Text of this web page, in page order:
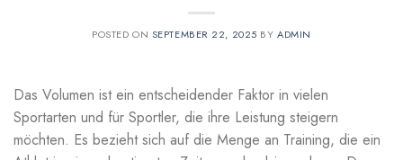
POSTED ON SEPTEMBER 22, 2025 BYADMIN
Das Volumen ist ein entscheidender Faktor in vielen
Sportarten und für Sportler, die ihre Leistung steigern
möchten. Es bezieht sich auf die Menge an Training, die ein